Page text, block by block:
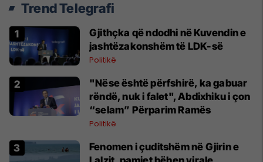
Trend Telegrafi
Gjithçka që ndodhi në Kuvendin e
jashtëzakonshëm të LDK-së
Politikë
"Nëse është përfshirë, ka gabuar
rëndë, nuk i falet", Abdixhiku i çon
“selam” Përparim Ramës
Politikë
Fenomen i çuditshëm në Gjirin e